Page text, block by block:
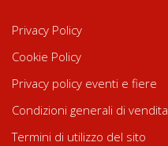
Privacy Policy
Cookie Policy
Privacy policy eventi e fiere
Condizioni generali di vendita
Termini di utilizzo del sito